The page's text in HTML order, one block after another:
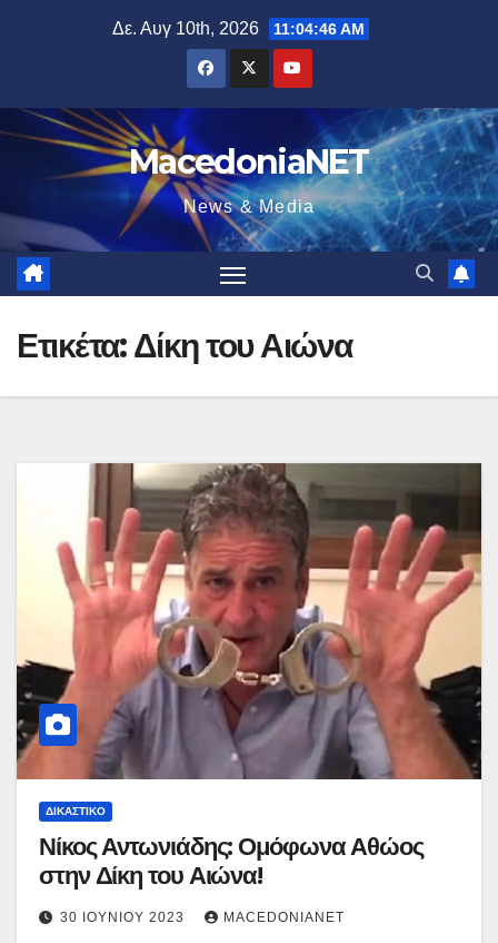
Δε. Αυγ 10th, 2026 11:04:47 AM
MacedoniaNET
News & Media
Ετικέτα:Δίκη του Αιώνα
ΔΙΚΑΣΤΙΚΌ
Νίκος Αντωνιάδης: Ομόφωνα Αθώος
στην Δίκη του Αιώνα!
30 ΙΟΥΝΊΟΥ 2023 MACEDONIANET